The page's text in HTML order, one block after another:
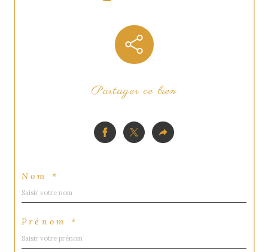
Partager ce bien
Nom *
Prénom *